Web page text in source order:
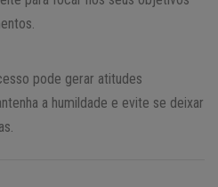
pode gerar atitudes
a humildade e evite se deixar